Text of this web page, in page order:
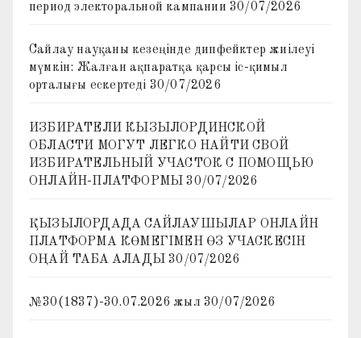
период электоральной кампании 30/07/2026
Сайлау науқаны кезеңінде дипфейктер жиілеуі
мүмкін: Жалған ақпаратқа қарсы іс-қимыл
орталығы ескертеді 30/07/2026
ИЗБИРАТЕЛИ КЫЗЫЛОРДИНСКОЙ
ОБЛАСТИ МОГУТ ЛЕГКО НАЙТИ СВОЙ
ИЗБИРАТЕЛЬНЫЙ УЧАСТОК С ПОМОЩЬЮ
ОНЛАЙН-ПЛАТФОРМЫ 30/07/2026
ҚЫЗЫЛОРДАДА САЙЛАУШЫЛАР ОНЛАЙН
ПЛАТФОРМА КӨМЕГІМЕН ӨЗ УЧАСКЕСІН
ОҢАЙ ТАБА АЛАДЫ 30/07/2026
№30(1837)-30.07.2026 жыл 30/07/2026